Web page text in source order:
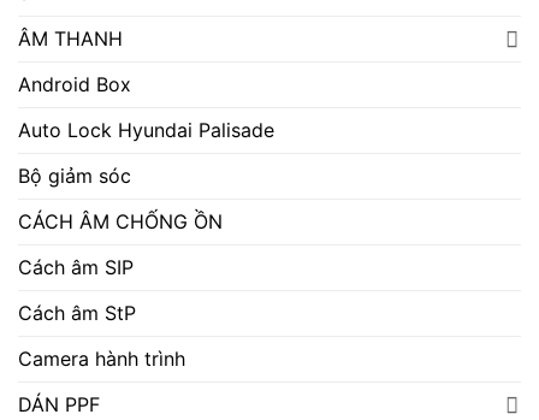
ÂM THANH
Android Box
Auto Lock Hyundai Palisade
Bộ giảm sóc
CÁCH ÂM CHỐNG ỒN
Cách âm SIP
Cách âm StP
Camera hành trình
DÁN PPF